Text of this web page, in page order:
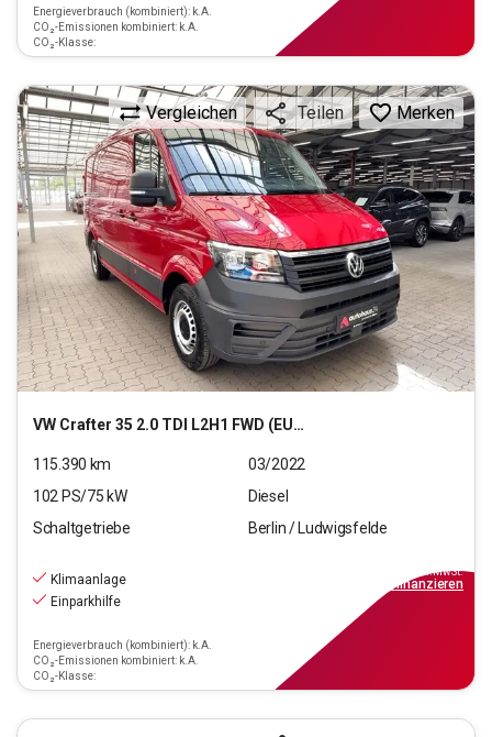
Energieverbrauch (kombiniert): k.A.
CO₂-Emissionen kombiniert: k.A.
CO₂-Klasse:
VW Crafter 35 2.0 TDI L2H1 FWD (EURO 6d)
Vergleichen Teilen Merken
115.390 km
03/2022
102 PS/75 kW
Diesel
Schaltgetriebe
Berlin / Ludwigsfelde
Klimaanlage
Einparkhilfe
Energieverbrauch (kombiniert): k.A.
CO₂-Emissionen kombiniert: k.A.
CO₂-Klasse:
inkl.MwSt.
finanzieren